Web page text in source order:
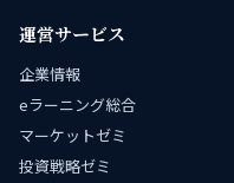
運営サービス
企業情報
eラーニング総合
マーケットゼミ
投資戦略ゼミ